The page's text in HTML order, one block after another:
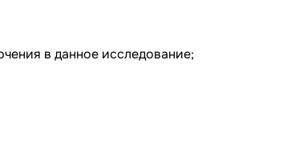
в данное исследование;